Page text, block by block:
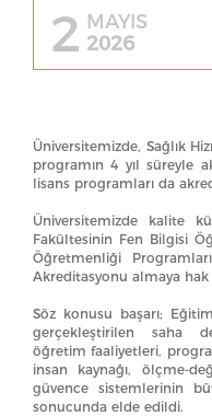
2 MAYIS
2026
Üniversitemizde, Sağlık
programın 4 yıl süreyle
lisans programları da
Üniversitemizde kalite
Fakültesinin Fen Bilgisi
Öğretmenliği
Akreditasyonu almaya hak
Söz konusu başarı;
gerçekleştirilen saha
öğretim faaliyetleri,
insan kaynağı, ölçme-
güvence sistemlerinin
sonucunda elde edildi.